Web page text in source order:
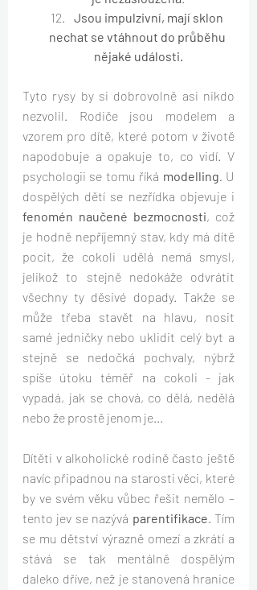
Jsou impulzivní, mají sklon
nechat se vtáhnout do průběhu
nějaké události.
Tyto rysy by si dobrovolně asi nikdo
nezvolil. Rodiče jsou modelem a
vzorem pro dítě, které potom v životě
napodobuje a opakuje to, co vidí. V
psychologii se tomu říká modelling. U
fenomén naučené bezmocnosti, což
je hodně nepříjemný stav, kdy má dítě
pocit, že cokoli udělá nemá smysl,
jelikož to stejně nedokáže odvrátit
všechny ty děsivé dopady. Takže se
může třeba stavět na hlavu, nosit
samé jedničky nebo uklidit celý byt a
stejně se nedočká pochvaly, nýbrž
spíše útoku téměř na cokoli - jak
vypadá, jak se chová, co dělá, nedělá
nebo že prostě jenom je...
Dítěti v alkoholické rodině často ještě
navíc připadnou na starosti věci, které
by ve svém věku vůbec řešit nemělo –
tento jev se nazývá parentifikace. Tím
se mu dětství výrazně omezí a zkrátí a
stává se tak mentálně dospělým
daleko dříve, než je stanovená hranice